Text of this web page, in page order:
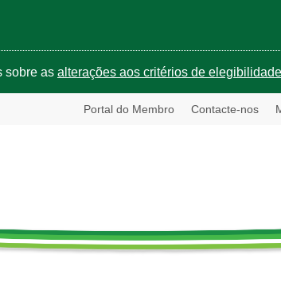
sobre as alterações aos critérios de
Portal do Membro Contacte-nos